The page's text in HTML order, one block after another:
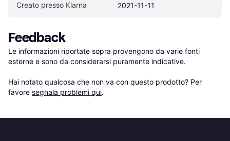
Creato presso Klarna 2021-11-11
Feedback
Le informazioni riportate sopra provengono da varie fonti
esterne e sono da considerarsi puramente indicative.
Hai notato qualcosa che non va con questo prodotto? Per
favore segnala problemi qui.